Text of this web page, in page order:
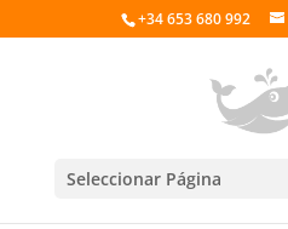
+34 653 680 992
Seleccionar Página